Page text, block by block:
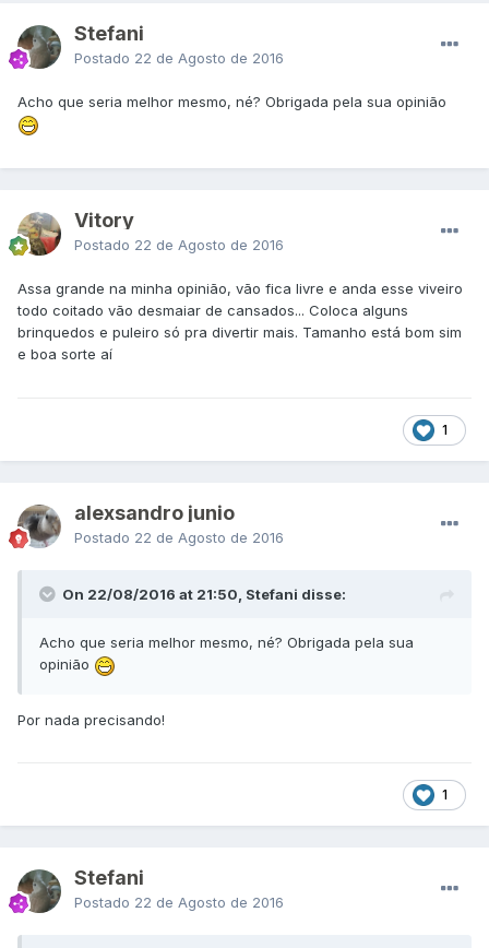
Stefani
Postado 22 de Agosto de 2016
Acho que seria melhor mesmo, né? Obrigada pela sua opinião
Vitory
Postado 22 de Agosto de 2016
Assa grande na minha opinião, vão fica livre e anda esse viveiro
todo coitado vão desmaiar de cansados... Coloca alguns
brinquedos e puleiro só pra divertir mais. Tamanho está bom sim
e boa sorte aí
1
alexsandro junio
Postado 22 de Agosto de 2016
On 22/08/2016 at 21:50, Stefani disse:
Acho que seria melhor mesmo, né? Obrigada pela sua
opinião
Por nada precisando!
1
Stefani
Postado 22 de Agosto de 2016